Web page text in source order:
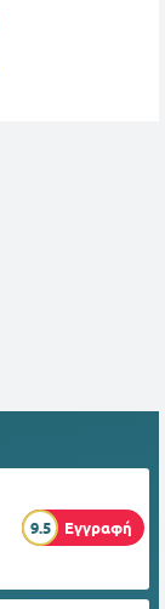
9.5 Εγγραφή